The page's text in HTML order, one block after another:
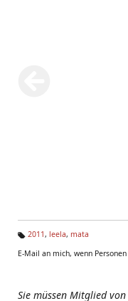
g
2011 , leela, mata
E-Mail an mich, wenn
Sie müssen Mitglied